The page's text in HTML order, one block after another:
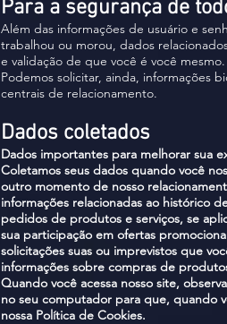
Para a segurança de
Além das informações de usuário e
trabalhou ou morou, dados
e validação de que você é você mesmo.
Podemos solicitar, ainda, informações
centrais de relacionamento.
Dados coletados
Dados importantes para melhorar sua
Coletamos seus dados quando você
outro momento de nosso
informações relacionadas ao histórico
pedidos de produtos e serviços, se
sua participação em ofertas
solicitações suas ou imprevistos que
informações sobre compras de
Quando você acessa nosso site,
no seu computador para que, quando
nossa Política de Cookies.